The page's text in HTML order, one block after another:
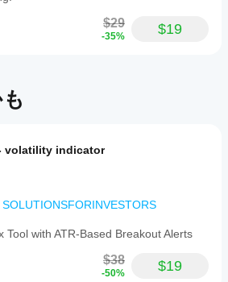
$29
-35% $19
volatility indicator
SOLUTIONSFORINVESTORS
Tool with ATR-Based Breakout Alerts
$38
-50% $19